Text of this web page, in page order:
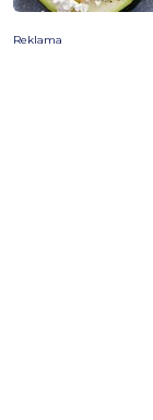
Reklama